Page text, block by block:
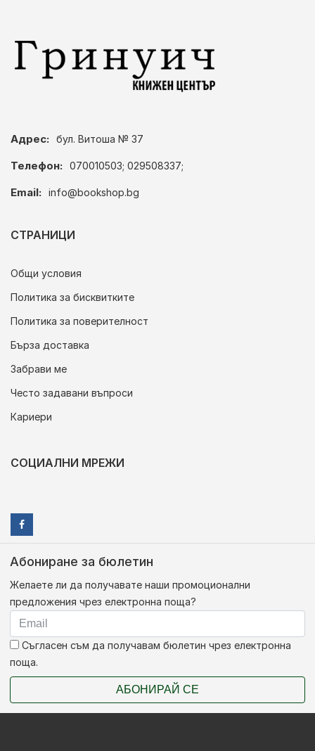
Адрес: бул. Витоша № 37
Телефон: 070010503; 029508337;
Email: info@bookshop.bg
СТРАНИЦИ
Общи условия
Политика за бисквитките
Политика за поверителност
Бърза доставка
Забрави ме
Често задавани въпроси
Кариери
СОЦИАЛНИ МРЕЖИ
Абониране за бюлетин
Желаете ли да получавате наши промоционални
предложения чрез електронна поща?
Съгласен съм да получавам бюлетин чрез електронна
поща.
АБОНИРАЙ СЕ